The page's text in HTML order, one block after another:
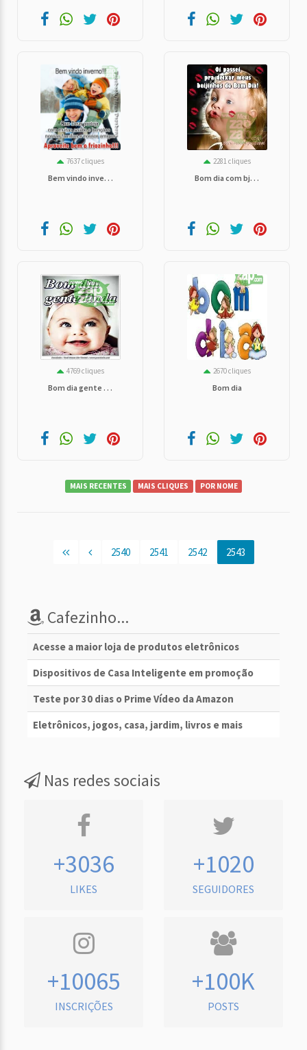
7637 cliques
Bem vindo inve. . .
2281 cliques
Bom dia com bj. . .
4769 cliques
Bom dia gente . . .
2670 cliques
Bom dia
MAIS RECENTES MAIS CLIQUES POR NOME
2540 2541 2542 2543
Cafezinho...
Acesse a maior loja de produtos eletrônicos
Dispositivos de Casa Inteligente em promoção
Teste por 30 dias o Prime Vídeo da Amazon
Eletrônicos, jogos, casa, jardim, livros e mais
Nas redes sociais
+3036
LIKES
+1020
SEGUIDORES
+10065
INSCRIÇÕES
+100K
POSTS